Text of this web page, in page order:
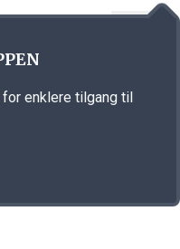
for enklere tilgang til